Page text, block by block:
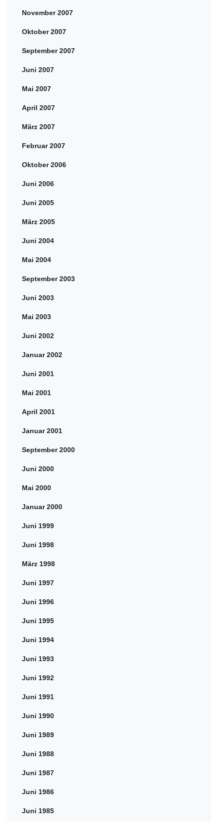
November 2007
Oktober 2007
September 2007
Juni 2007
Mai 2007
April 2007
März 2007
Februar 2007
Oktober 2006
Juni 2006
Juni 2005
März 2005
Juni 2004
Mai 2004
September 2003
Juni 2003
Mai 2003
Juni 2002
Januar 2002
Juni 2001
Mai 2001
April 2001
Januar 2001
September 2000
Juni 2000
Mai 2000
Januar 2000
Juni 1999
Juni 1998
März 1998
Juni 1997
Juni 1996
Juni 1995
Juni 1994
Juni 1993
Juni 1992
Juni 1991
Juni 1990
Juni 1989
Juni 1988
Juni 1987
Juni 1986
Juni 1985